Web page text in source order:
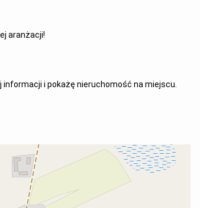
aranżacji!
i pokażę nieruchomość na miejscu.